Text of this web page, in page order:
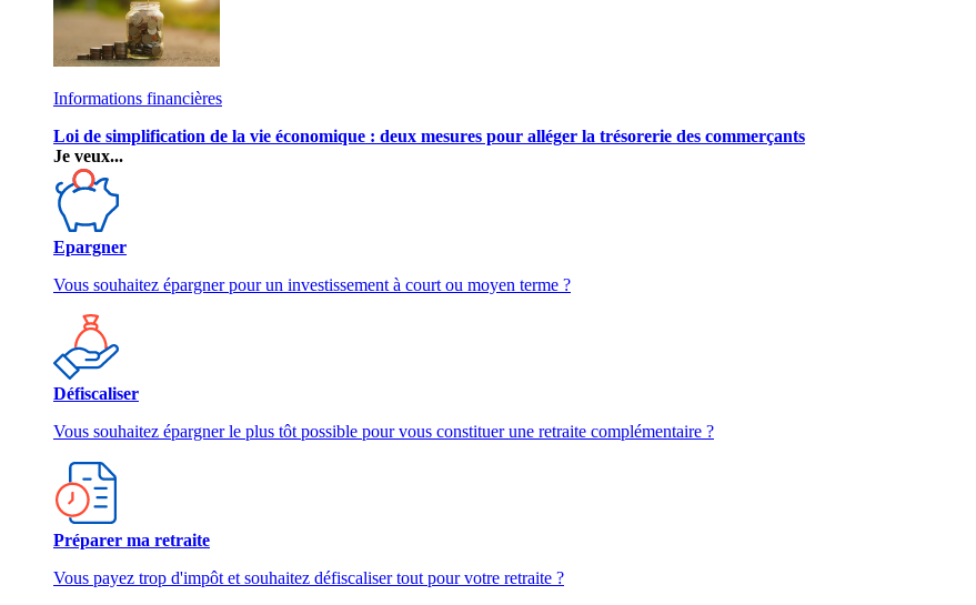
Informations financières
Loi de simplification de la vie économique : deux mesures pour alléger la trésorerie des commerçants
Je veux...
Epargner
Vous souhaitez épargner pour un investissement à court ou moyen terme ?
Défiscaliser
Vous souhaitez épargner le plus tôt possible pour vous constituer une retraite complémentaire ?
Préparer ma retraite
Vous payez trop d'impôt et souhaitez défiscaliser tout pour votre retraite ?